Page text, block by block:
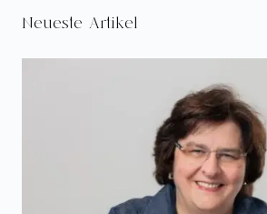
Neueste Artikel